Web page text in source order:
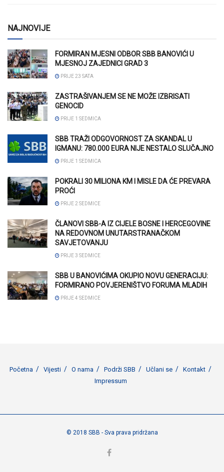
NAJNOVIJE
FORMIRAN MJESNI ODBOR SBB BANOVIĆI U
MJESNOJ ZAJEDNICI GRAD 3
PRIJE 23 SATA
ZASTRAŠIVANJEM SE NE MOŽE IZBRISATI
GENOCID
PRIJE 1 SEDMICA
SBB TRAŽI ODGOVORNOST ZA SKANDAL U
IGMANU: 780.000 EURA NIJE NESTALO SLUČAJNO
PRIJE 1 SEDMICA
POKRALI 30 MILIONA KM I MISLE DA ĆE PREVARA
PROĆI
PRIJE 2 SEDMICE
ČLANOVI SBB-A IZ CIJELE BOSNE I HERCEGOVINE
NA REDOVNOM UNUTARSTRANAČKOM
SAVJETOVANJU
PRIJE 3 SEDMICE
SBB U BANOVIĆIMA OKUPIO NOVU GENERACIJU:
FORMIRANO POVJERENIŠTVO FORUMA MLADIH
PRIJE 4 SEDMICE
Početna Vijesti O nama Podrži SBB Učlani se
Kontakt
Impressum
© 2018 SBB - Sva prava pridržana